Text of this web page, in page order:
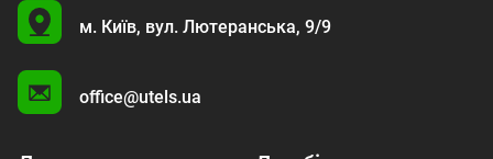
U
м. Київ, вул. Лютеранська, 9/9
office@utels.ua